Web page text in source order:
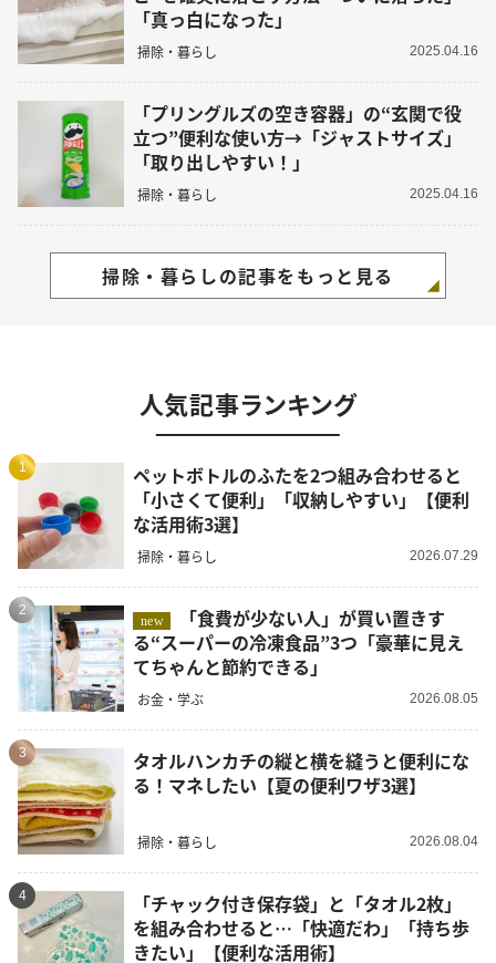
「真っ白になった」
掃除・暮らし 2025.04.16
「プリングルズの空き容器」の“玄関で役
立つ”便利な使い方→「ジャストサイズ」
「取り出しやすい！」
掃除・暮らし 2025.04.16
掃除・暮らしの記事をもっと見る
人気記事ランキング
1
ペットボトルのふたを2つ組み合わせると
「小さくて便利」「収納しやすい」【便利
な活用術3選】
掃除・暮らし 2026.07.29
2
new
る“スーパーの冷凍食品”3つ「豪華に見え
てちゃんと節約できる」
お金・学ぶ 2026.08.05
3
タオルハンカチの縦と横を縫うと便利にな
る！マネしたい【夏の便利ワザ3選】
掃除・暮らし 2026.08.04
4
「チャック付き保存袋」と「タオル2枚」
を組み合わせると…「快適だわ」「持ち歩
きたい」【便利な活用術】